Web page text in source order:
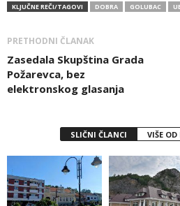
KLJUČNE REČI/TAGOVI
DOBRA GOLUBAC
PRETHODNI ČLANAK
Zasedala Skupština Grada
Požarevca, bez
elektronskog glasanja
SLIČNI ČLANCI VIŠE